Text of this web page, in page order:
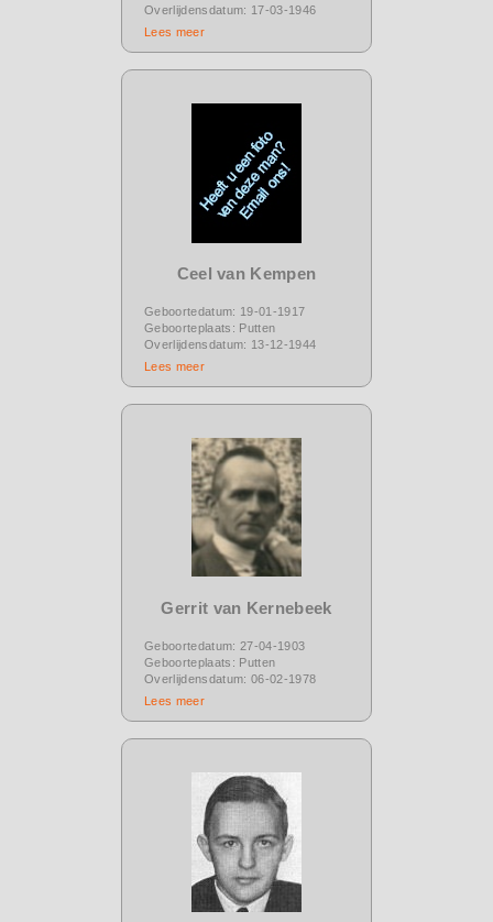
Overlijdensdatum: 17-03-1946
Lees meer
Ceel van Kempen
Geboortedatum: 19-01-1917
Geboorteplaats: Putten
Overlijdensdatum: 13-12-1944
Lees meer
Gerrit van Kernebeek
Geboortedatum: 27-04-1903
Geboorteplaats: Putten
Overlijdensdatum: 06-02-1978
Lees meer